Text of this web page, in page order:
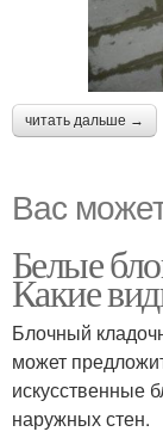
читать дальше →
Вас
Белые
Какие
Блочный
может
искусственные
наружных стен.